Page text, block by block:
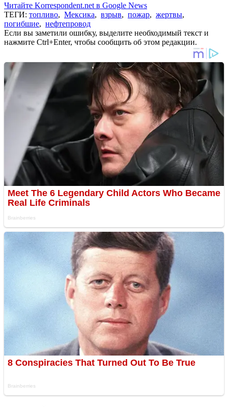
Читайте Korrespondent.net в Google News
ТЕГИ: топливо, Мексика, взрыв, пожар, жертвы,
погибшие, нефтепровод
Если вы заметили ошибку, выделите необходимый текст и
нажмите Ctrl+Enter, чтобы сообщить об этом редакции.